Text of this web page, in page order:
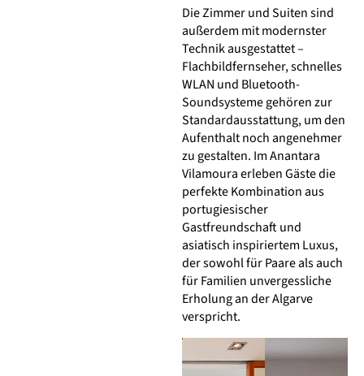
Die Zimmer und Suiten sind
außerdem mit modernster
Technik ausgestattet –
Flachbildfernseher, schnelles
WLAN und Bluetooth-
Soundsysteme gehören zur
Standardausstattung, um den
Aufenthalt noch angenehmer
zu gestalten. Im Anantara
Vilamoura erleben Gäste die
perfekte Kombination aus
portugiesischer
Gastfreundschaft und
asiatisch inspiriertem Luxus,
der sowohl für Paare als auch
für Familien unvergessliche
Erholung an der Algarve
verspricht.